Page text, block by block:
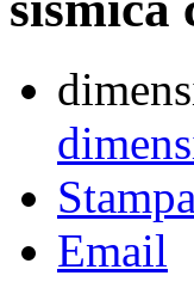
Stampa
Email